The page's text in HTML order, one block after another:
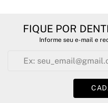
FIQUE POR
Informe seu e-mail e